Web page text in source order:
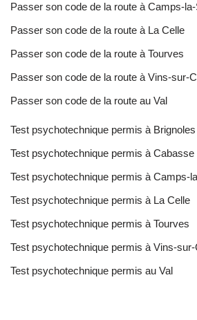
Passer son code de la route à Camps-
Passer son code de la route à La Celle
Passer son code de la route à Tourves
Passer son code de la route à Vins-sur-
Passer son code de la route au Val
Test psychotechnique permis à Brignoles
Test psychotechnique permis à Cabasse
Test psychotechnique permis à Camps-
Test psychotechnique permis à La Celle
Test psychotechnique permis à Tourves
Test psychotechnique permis à Vins-
Test psychotechnique permis au Val